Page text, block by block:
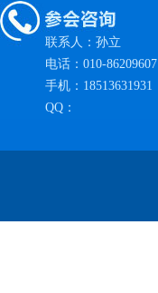
联系人：孙立
电话：010-86209607
手机：18513631931
QQ：